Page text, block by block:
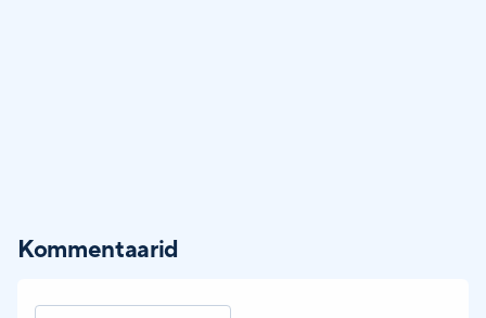
Kommentaarid